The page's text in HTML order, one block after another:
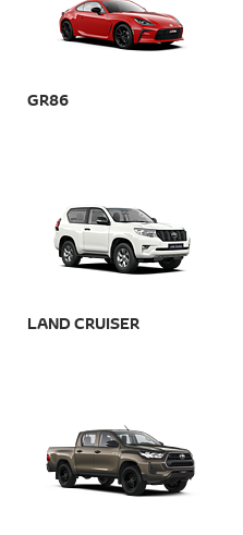
GR86
LAND CRUISER